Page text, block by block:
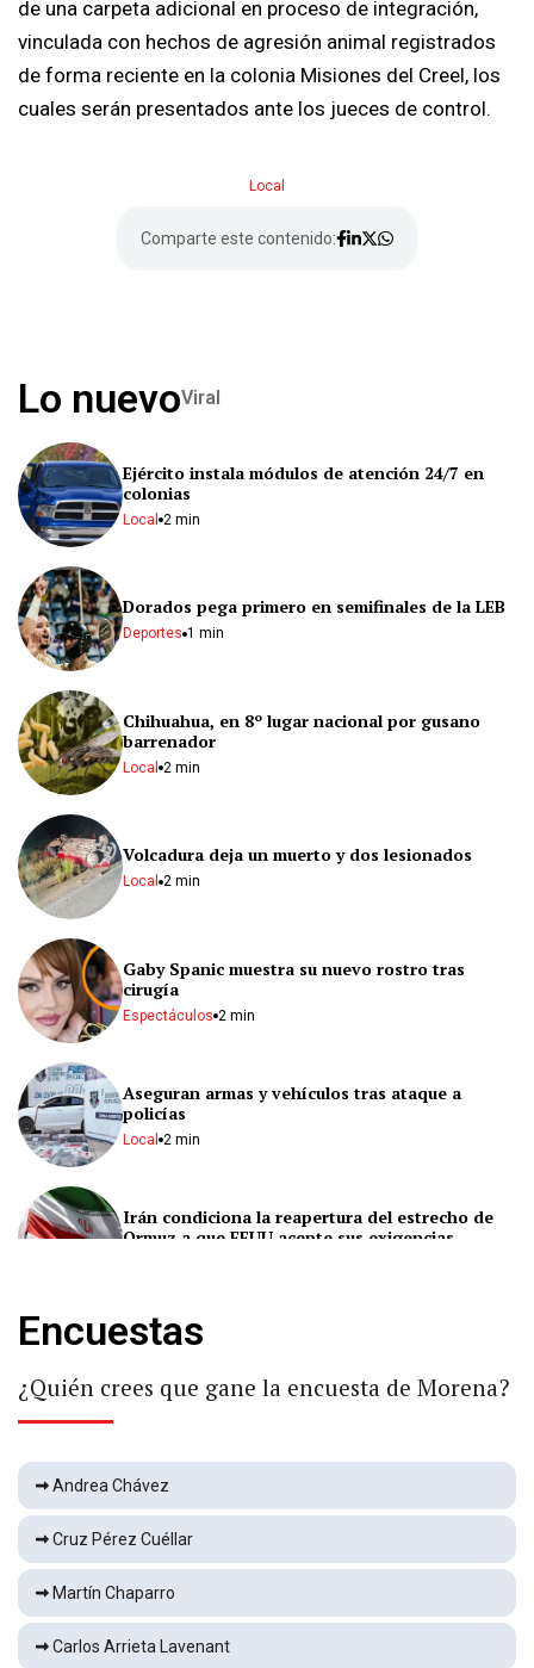
de una carpeta adicional en proceso de integración,
vinculada con hechos de agresión animal registrados
de forma reciente en la colonia Misiones del Creel, los
cuales serán presentados ante los jueces de control.
Comparte este contenido:
Local
Lo nuevoViral
Ejército instala módulos de atención 24/7 en
colonias
Local 2 min
Dorados pega primero en semifinales de la LEB
Deportes 1 min
Chihuahua, en 8º lugar nacional por gusano
barrenador
Local 2 min
Volcadura deja un muerto y dos lesionados
Local 2 min
Gaby Spanic muestra su nuevo rostro tras
cirugía
Espectáculos 2 min
Aseguran armas y vehículos tras ataque a
policías
Local 2 min
Irán condiciona la reapertura del estrecho de
Ormuz a que EEUU acepte sus exigencias
El fútbol mundial despide al padre de Lionel
Deportes 2 min
Lo ejecutan en colonia Reforma
Asegura la Marina más de una tonelada de
droga en el Pacífico
Nacional
Encuestas
¿Quién crees que gane la encuesta de Morena?
Andrea Chávez
Cruz Pérez Cuéllar
Martín Chaparro
Carlos Arrieta Lavenant